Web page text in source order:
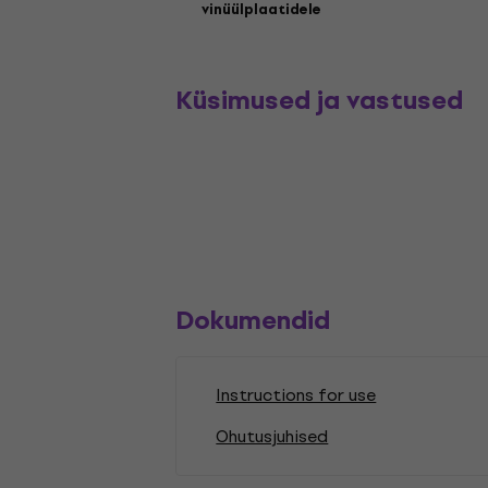
vinüülplaatidele
Küsimused ja vastused
Dokumendid
Instructions for use
Ohutusjuhised